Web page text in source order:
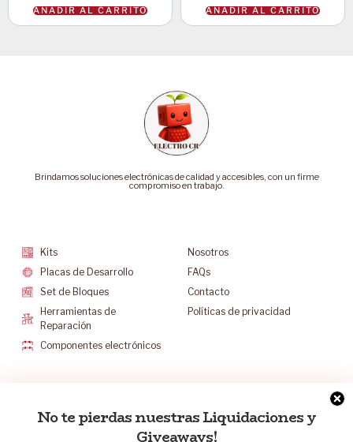
No te pierdas nuestras Liquidaciones y
AÑADIR AL CARRITO AÑADIR AL CARRITO
Brindamos soluciones electrónicas de calidad y accesibles, con un firme
compromiso en trabajo.
Kits
Placas de Desarrollo
Set de Bloques
Herramientas de
Reparación
Componentes electrónicos
Nosotros
FAQs
Contacto
Políticas de privacidad
info@electrocr.tech